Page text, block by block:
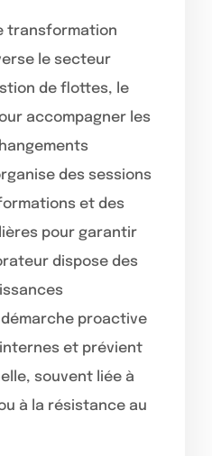
transformation
le secteur
de flottes, le
accompagner les
des sessions
et des
pour garantir
dispose des
proactive
et prévient
souvent liée à
à la résistance au